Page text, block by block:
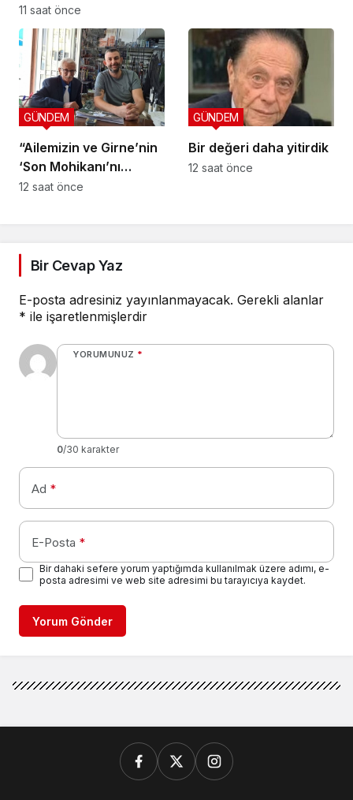
koruyucu
sorumluluklarını yerine
getirmeli”
11 saat önce
“Ailemizin ve Girne’nin
‘Son Mohikanı’nı
kaybettik”
GÜNDEM
12 saat önce
Bir değeri daha yitirdik
GÜNDEM
12 saat önce
Bir Cevap Yaz
E-posta adresiniz yayınlanmayacak. Gerekli alanlar
* ile işaretlenmişlerdir
YORUMUNUZ *
0/30 karakter
Ad *
E-Posta *
Bir dahaki sefere yorum yaptığımda kullanılmak üzere adımı, e-
posta adresimi ve web site adresimi bu tarayıcıya kaydet.
Yorum Gönder